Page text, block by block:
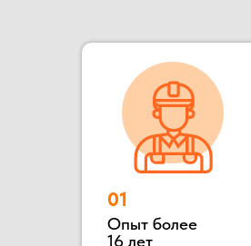
Опыт более
16 лет
Наша компания ООО
для разного
конструкции: блок